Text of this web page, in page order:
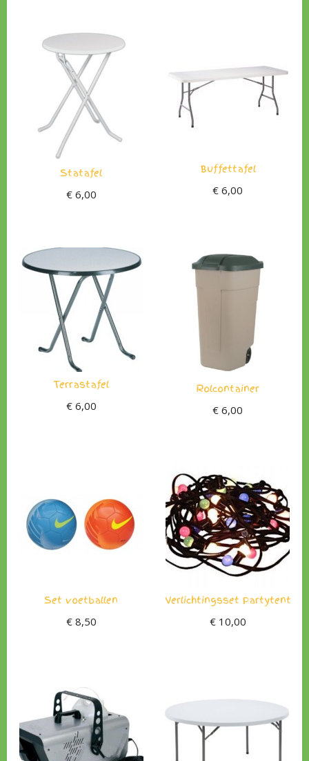
Statafel
€6,00
Buffettafel
€ 6,00
Terrastafel
€6,00
Rolcontainer
€ 6,00
Set voetballen
€8,50
Verlichtingsset Partytent
€10,00